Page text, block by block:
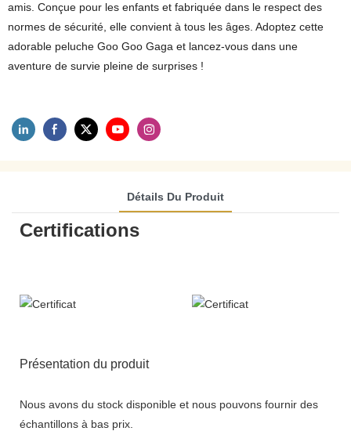
amis. Conçue pour les enfants et fabriquée dans le respect des
normes de sécurité, elle convient à tous les âges. Adoptez cette
adorable peluche Goo Goo Gaga et lancez-vous dans une
aventure de survie pleine de surprises !
Détails Du Produit
Certifications
Présentation du produit
Nous avons du stock disponible et nous pouvons fournir des
échantillons à bas prix.